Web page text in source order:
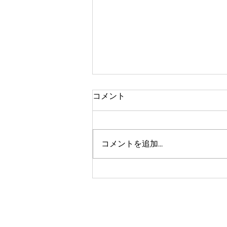
文旦の摘果
コメント
コメントを追加…